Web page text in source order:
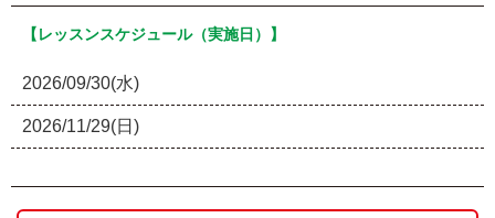
【レッスンスケジュール（実施日）】
2026/09/30(水)
2026/11/29(日)